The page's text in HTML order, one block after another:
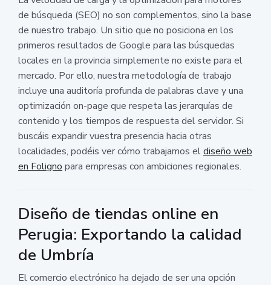
de búsqueda (SEO) no son complementos, sino la base
de nuestro trabajo. Un sitio que no posiciona en los
primeros resultados de Google para las búsquedas
locales en la provincia simplemente no existe para el
mercado. Por ello, nuestra metodología de trabajo
incluye una auditoría profunda de palabras clave y una
optimización on-page que respeta las jerarquías de
contenido y los tiempos de respuesta del servidor. Si
buscáis expandir vuestra presencia hacia otras
localidades, podéis ver cómo trabajamos eldiseño web
en Foligno para empresas con ambiciones regionales.
Diseño de tiendas online en
Perugia: Exportando la calidad
de Umbría
El comercio electrónico ha dejado de ser una opción